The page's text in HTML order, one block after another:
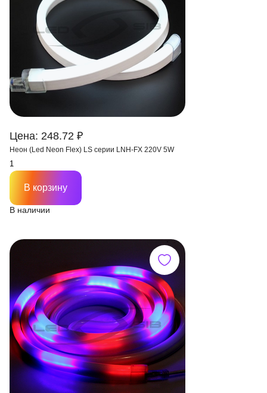
Цена: 248.72 ₽
Неон (Led Neon Flex) LS серии LNH-FX 220V 5W
В наличии
В корзину